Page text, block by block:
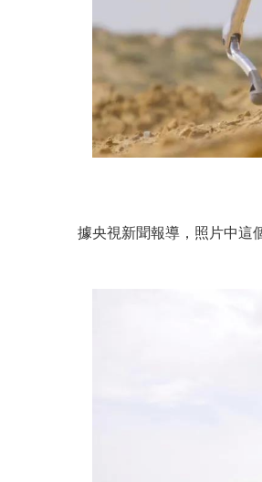
據央視新聞報導，照片中這